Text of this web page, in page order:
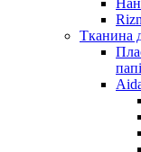
Тканина